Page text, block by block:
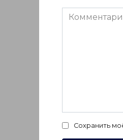
Комментарий
Сохранить